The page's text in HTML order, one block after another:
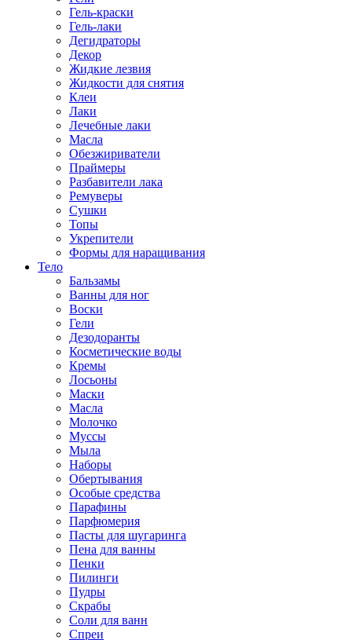
Гель-краски
Гель-лаки
Дегидраторы
Декор
Жидкие лезвия
Жидкости для снятия
Клеи
Лаки
Лечебные лаки
Масла
Обезжириватели
Праймеры
Разбавители лака
Ремуверы
Сушки
Топы
Укрепители
Формы для наращивания
Тело
Бальзамы
Ванны для ног
Воски
Гели
Дезодоранты
Косметические воды
Кремы
Лосьоны
Маски
Масла
Молочко
Муссы
Мыла
Наборы
Обертывания
Особые средства
Парафины
Парфюмерия
Пасты для шугаринга
Пена для ванны
Пенки
Пилинги
Пудры
Скрабы
Соли для ванн
Спреи